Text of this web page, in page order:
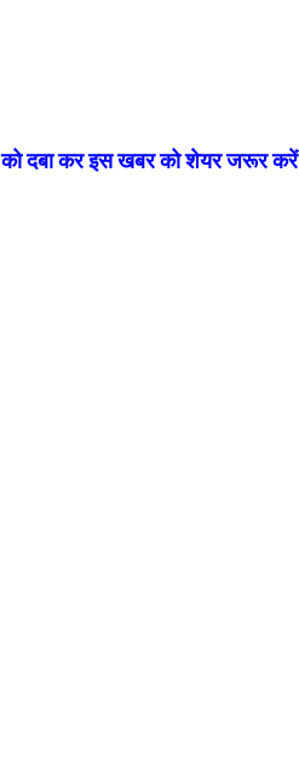
को दबा कर इस खबर को शेयर जरूर करें